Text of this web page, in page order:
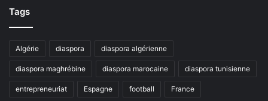
Tags
Algérie diaspora diaspora algérienne
diaspora maghrébine diaspora marocaine diaspora tunisienne
entrepreneuriat Espagne football France